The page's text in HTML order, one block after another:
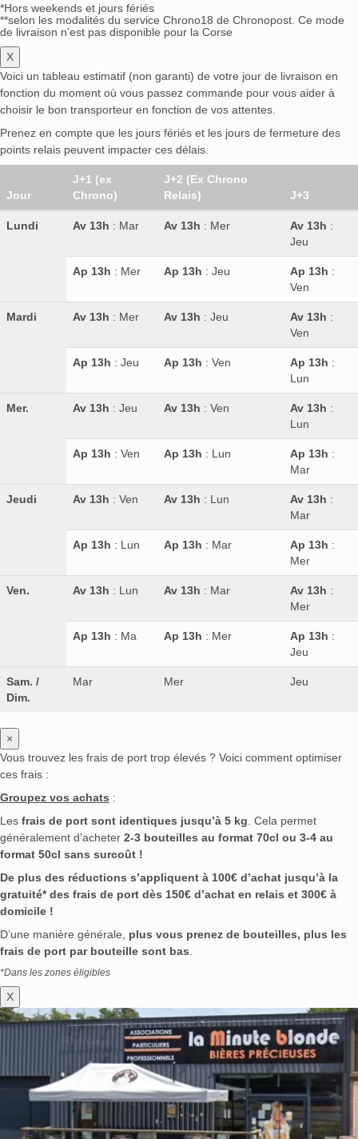
*Hors weekends et jours fériés
**selon les modalités du service Chrono18 de Chronopost. Ce mode
de livraison n’est pas disponible pour la Corse
X
Voici un tableau estimatif (non garanti) de votre jour de livraison en
fonction du moment où vous passez commande pour vous aider à
choisir le bon transporteur en fonction de vos attentes.
Prenez en compte que les jours fériés et les jours de fermeture des
points relais peuvent impacter ces délais.
Jour
J+1 (ex
Chrono)
J+2 (Ex Chrono
Relais)
J+3
Lundi Av 13h : Mar Av 13h : Mer Av 13h :
Jeu
Ap 13h : Mer Ap 13h : Jeu Ap 13h :
Ven
Mardi Av 13h : Mer Av 13h : Jeu Av 13h :
Ven
Ap 13h : Jeu Ap 13h : Ven Ap 13h :
Lun
Mer. Av 13h : Jeu Av 13h : Ven Av 13h :
Lun
Ap 13h : Ven Ap 13h : Lun Ap 13h :
Mar
Jeudi Av 13h : Ven Av 13h : Lun Av 13h :
Mar
Ap 13h : Lun Ap 13h : Mar Ap 13h :
Mer
Ven. Av 13h : Lun Av 13h : Mar Av 13h :
Mer
Ap 13h : Ma Ap 13h : Mer Ap 13h :
Jeu
Sam. /
Dim.
Mar Mer Jeu
×
Vous trouvez les frais de port trop élevés ? Voici comment optimiser
ces frais :
Groupez vos achats :
Les frais de port sont identiques jusqu’à 5 kg . Cela permet
généralement d’acheter 2-3 bouteilles au format 70cl ou 3-4 au
format 50cl sans surcoût !
De plus des réductions s’appliquent à 100€ d’achat jusqu’à la
gratuité* des frais de port dès 150€ d’achat en relais et 300€ à
domicile !
D’une manière générale, plus vous prenez de bouteilles, plus les
frais de port par bouteille sont bas
*Dans les zones éligibles
X